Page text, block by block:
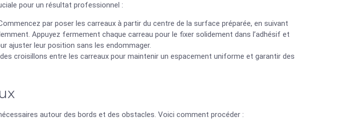
pour un résultat professionnel :
par poser les carreaux à partir du centre de la surface préparée, en suivant
Appuyez fermement chaque carreau pour le fixer solidement dans l’adhésif et
ajuster leur position sans les endommager.
croisillons entre les carreaux pour maintenir un espacement uniforme et garantir des
autour des bords et des obstacles. Voici comment procéder :